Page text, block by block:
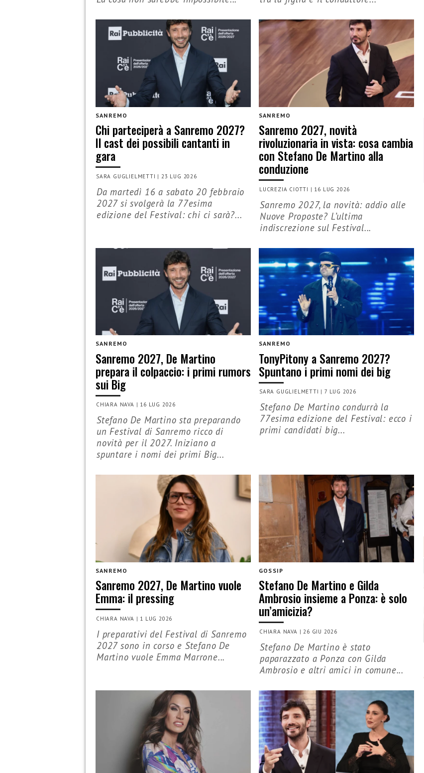
SANREMO
Chi parteciperà a Sanremo 2027?
Il cast dei possibili cantanti in
gara
SARA GUGLIELMETTI |23 LUG 2026
Da martedì 16 a sabato 20 febbraio
2027 si svolgerà la 77esima
edizione del Festival: chi ci sarà?...
SANREMO
Sanremo 2027, novità
rivoluzionaria in vista: cosa cambia
con Stefano De Martino alla
conduzione
LUCREZIA CIOTTI | 16 LUG 2026
Sanremo 2027, la novità: addio alle
Nuove Proposte? L’ultima
indiscrezione sul Festival...
SANREMO
Sanremo 2027, De Martino
prepara il colpaccio: i primi rumors
sui Big
CHIARA NAVA | 16 LUG 2026
Stefano De Martino sta preparando
un Festival di Sanremo ricco di
novità per il 2027. Iniziano a
spuntare i nomi dei primi Big...
SANREMO
TonyPitony a Sanremo 2027?
Spuntano i primi nomi dei big
SARA GUGLIELMETTI |7 LUG 2026
Stefano De Martino condurrà la
77esima edizione del Festival: ecco i
primi candidati big...
SANREMO
Sanremo 2027, De Martino vuole
Emma: il pressing
CHIARA NAVA | 1 LUG 2026
I preparativi del Festival di Sanremo
2027 sono in corso e Stefano De
Martino vuole Emma Marrone...
GOSSIP
Stefano De Martino e Gilda
Ambrosio insieme a Ponza: è solo
un’amicizia?
CHIARA NAVA |26 GIU 2026
Stefano De Martino è stato
paparazzato a Ponza con Gilda
Ambrosio e altri amici in comune...